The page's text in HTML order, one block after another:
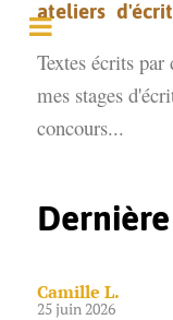
ateliers
Textes écrits
mes stages
concours...
Camille L.
25 juin 2026